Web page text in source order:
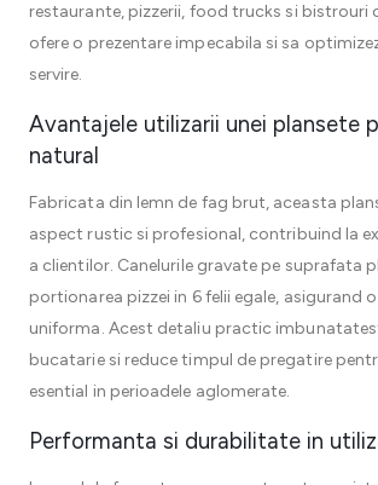
restaurante, pizzerii, food trucks si bistrouri
ofere o prezentare impecabila si sa
servire.
Avantajele utilizarii unei plansete
natural
Fabricata din lemn de fag brut, aceasta
aspect rustic si profesional, contribuind la
a clientilor. Canelurile gravate pe suprafata
portionarea pizzei in 6 felii egale, asigurand
uniforma. Acest detaliu practic
bucatarie si reduce timpul de pregatire
esential in perioadele aglomerate.
Performanta si durabilitate in